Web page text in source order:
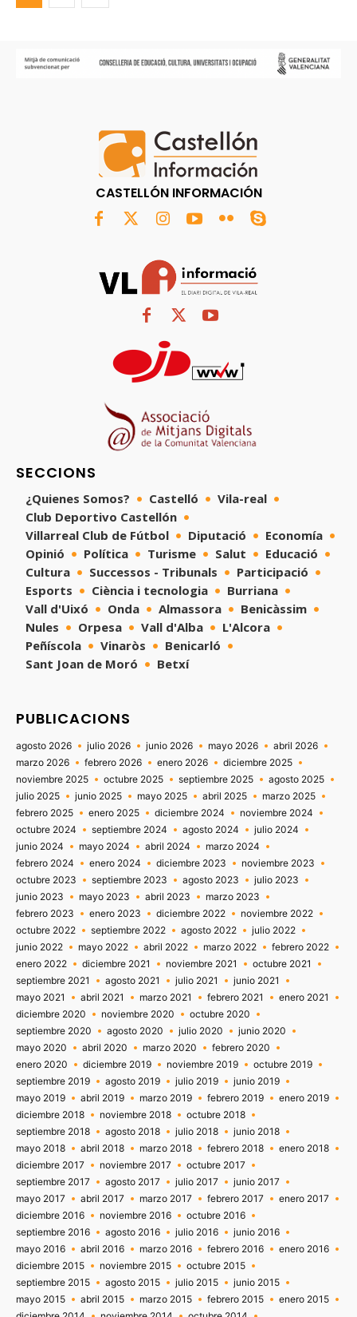
CASTELLÓN INFORMACIÓN
SECCIONS
¿Quienes Somos? Castelló
Vila-real
Club Deportivo Castellón
Villarreal Club de Fútbol
Diputació
Economía
Opinió
Política Turisme Salut
Educació
Cultura
Successos - Tribunals
Participació
Esports
Ciència i tecnologia
Burriana
Vall d'Uixó
Onda Almassora
Benicàssim
Nules
Orpesa Vall d'Alba
L'Alcora
Peñíscola
Vinaròs
Benicarló
Sant Joan de Moró
Betxí
PUBLICACIONS
agosto 2026 julio 2026 junio 2026 mayo 2026
abril 2026
marzo 2026
febrero 2026 enero 2026
diciembre 2025
noviembre 2025
octubre 2025 septiembre 2025
agosto 2025
julio 2025
junio 2025 mayo 2025 abril 2025
marzo 2025
febrero 2025
enero 2025 diciembre 2024
noviembre 2024
octubre 2024
septiembre 2024 agosto 2024
julio 2024
junio 2024
mayo 2024 abril 2024
marzo 2024
febrero 2024
enero 2024 diciembre 2023
noviembre 2023
octubre 2023
septiembre 2023 agosto 2023
julio 2023
junio 2023
mayo 2023 abril 2023
marzo 2023
febrero 2023
enero 2023 diciembre 2022
noviembre 2022
octubre 2022
septiembre 2022 agosto 2022
julio 2022
junio 2022
mayo 2022 abril 2022 marzo 2022
febrero 2022
enero 2022
diciembre 2021 noviembre 2021
octubre 2021
septiembre 2021
agosto 2021 julio 2021
junio 2021
mayo 2021
abril 2021 marzo 2021 febrero 2021
enero 2021
diciembre 2020
noviembre 2020
octubre 2020
septiembre 2020
agosto 2020 julio 2020
junio 2020
mayo 2020
abril 2020 marzo 2020
febrero 2020
enero 2020
diciembre 2019 noviembre 2019
octubre 2019
septiembre 2019
agosto 2019 julio 2019
junio 2019
mayo 2019
abril 2019 marzo 2019 febrero 2019
enero 2019
diciembre 2018
noviembre 2018
octubre 2018
septiembre 2018
agosto 2018 julio 2018
junio 2018
mayo 2018
abril 2018 marzo 2018 febrero 2018
enero 2018
diciembre 2017
noviembre 2017
octubre 2017
septiembre 2017
agosto 2017 julio 2017
junio 2017
mayo 2017
abril 2017 marzo 2017 febrero 2017
enero 2017
diciembre 2016
noviembre 2016
octubre 2016
septiembre 2016
agosto 2016 julio 2016
junio 2016
mayo 2016
abril 2016 marzo 2016 febrero 2016
enero 2016
diciembre 2015
noviembre 2015
octubre 2015
septiembre 2015
agosto 2015 julio 2015
junio 2015
mayo 2015
abril 2015 marzo 2015 febrero 2015
enero 2015